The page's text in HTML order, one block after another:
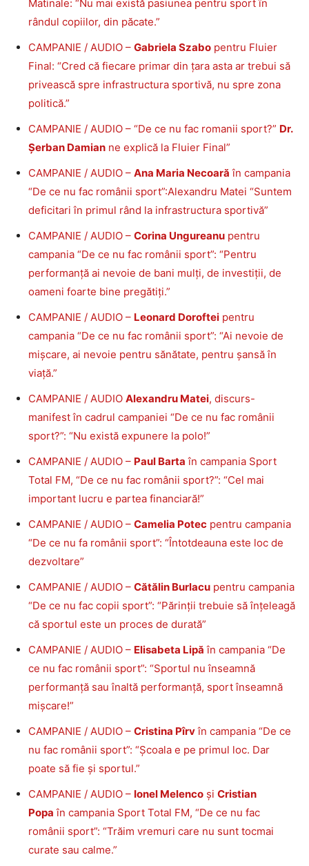
Matinale: “Nu mai există pasiunea pentru sport în
rândul copiilor, din păcate.”
CAMPANIE / AUDIO – Gabriela Szabo pentru Fluier
Final: “Cred că fiecare primar din țara asta ar trebui să
privească spre infrastructura sportivă, nu spre zona
politică.”
CAMPANIE / AUDIO – “De ce nu fac romanii sport?” Dr.
Șerban Damian ne explică la Fluier Final”
CAMPANIE / AUDIO – Ana Maria Necoară în campania
“De ce nu fac românii sport”:Alexandru Matei “Suntem
deficitari în primul rând la infrastructura sportivă”
CAMPANIE / AUDIO – Corina Ungureanu pentru
campania “De ce nu fac românii sport”: “Pentru
performanță ai nevoie de bani mulți, de investiții, de
oameni foarte bine pregătiți.”
CAMPANIE / AUDIO – Leonard Doroftei pentru
campania “De ce nu fac românii sport”: “Ai nevoie de
mișcare, ai nevoie pentru sănătate, pentru șansă în
viață.”
CAMPANIE / AUDIO Alexandru Matei, discurs-
manifest în cadrul campaniei “De ce nu fac românii
sport?”: “Nu există expunere la polo!”
CAMPANIE / AUDIO – Paul Barta în campania Sport
Total FM, “De ce nu fac românii sport?”: “Cel mai
important lucru e partea financiară!”
CAMPANIE / AUDIO – Camelia Potec pentru campania
“De ce nu fa românii sport”: “Întotdeauna este loc de
dezvoltare”
CAMPANIE / AUDIO – Cătălin Burlacu pentru campania
“De ce nu fac copii sport”: “Părinții trebuie să înțeleagă
că sportul este un proces de durată”
CAMPANIE / AUDIO – Elisabeta Lipă în campania “De
ce nu fac românii sport”: “Sportul nu înseamnă
performanță sau înaltă performanță, sport înseamnă
mișcare!”
CAMPANIE / AUDIO – Cristina Pîrvîn campania “De ce
nu fac românii sport”: “Școala e pe primul loc. Dar
poate să fie și sportul.”
CAMPANIE / AUDIO – Ionel Melenco și Cristian
Popa în campania Sport Total FM, “De ce nu fac
românii sport”: “Trăim vremuri care nu sunt tocmai
curate sau calme.”